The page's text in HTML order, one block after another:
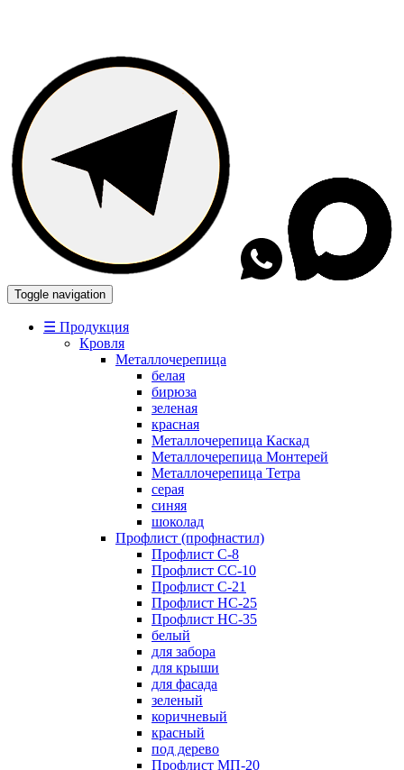
Toggle navigation
☰ Продукция
Кровля
Металлочерепица
белая
бирюза
зеленая
красная
Металлочерепица Каскад
Металлочерепица Монтерей
Металлочерепица Тетра
серая
синяя
шоколад
Профлист (профнастил)
Профлист С-8
Профлист СС-10
Профлист C-21
Профлист НС-25
Профлист НС-35
белый
для забора
для крыши
для фасада
зеленый
коричневый
красный
под дерево
Профлист МП-20